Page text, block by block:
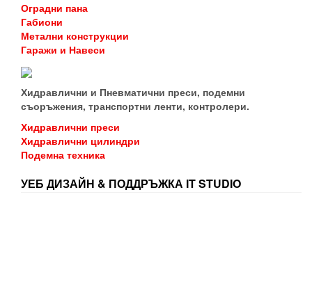
Оградни пана
Габиони
Метални конструкции
Гаражи и Навеси
Хидравлични и Пневматични преси, подемни
съоръжения, транспортни ленти, контролери.
Хидравлични преси
Хидравлични цилиндри
Подемна техника
УЕБ ДИЗАЙН & ПОДДРЪЖКА IT STUDIO